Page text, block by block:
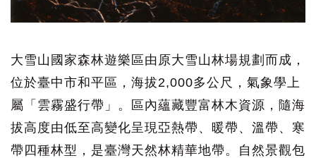
大雪山國家森林遊樂區由原大雪山林場規劃而成，
位於臺中市和平區，海拔2,000多公尺，氣象學上
屬「雲霧盛行帶」。區內蘊藏豐富林木資源，隨海
拔高度由低至高變化呈現亞熱帶、暖帶、溫帶、寒
帶四種林型，是臺灣天然林精華地帶。自然景觀包